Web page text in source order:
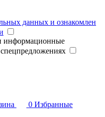
данных и ознакомлен
информационные
0 Избранные